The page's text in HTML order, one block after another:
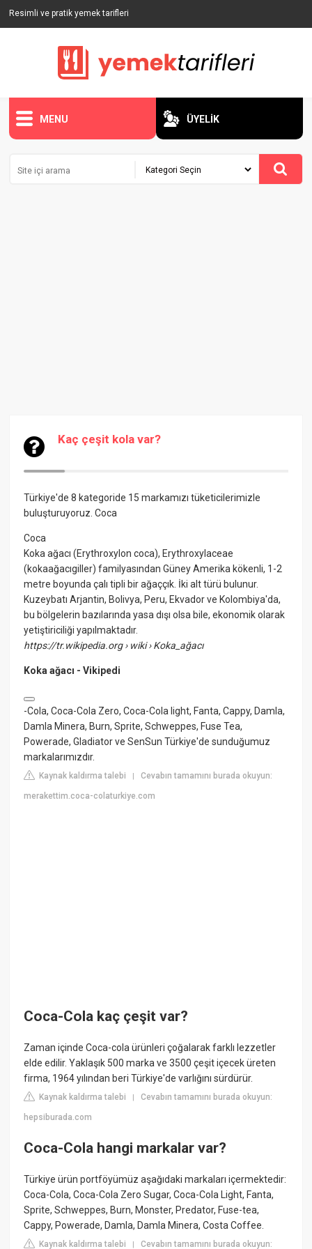
Resimli ve pratik yemek tarifleri
MENU ÜYELİK
Kaç çeşit kola var?
Türkiye'de 8 kategoride 15 markamızı tüketicilerimizle
buluşturuyoruz.Coca
Coca
Koka ağacı (Erythroxylon coca), Erythroxylaceae
(kokaağacıgiller) familyasından Güney Amerika kökenli, 1-2
metre boyunda çalı tipli bir ağaççık. İki alt türü bulunur.
Kuzeybatı Arjantin, Bolivya, Peru, Ekvador ve Kolombiya'da,
bu bölgelerin bazılarında yasa dışı olsa bile, ekonomik olarak
yetiştiriciliği yapılmaktadır.
https://tr.wikipedia.org› wiki › Koka_ağacı
Koka ağacı - Vikipedi
-Cola, Coca-Cola Zero, Coca-Cola light, Fanta, Cappy, Damla,
Damla Minera, Burn, Sprite, Schweppes, Fuse Tea,
Powerade, Gladiator ve SenSun Türkiye'de sunduğumuz
markalarımızdır.
Kaynak kaldırma talebi |Cevabın tamamını burada okuyun:
merakettim.coca-colaturkiye.com
Coca-Cola kaç çeşit var?
Zaman içinde Coca-cola ürünleri çoğalarak farklı lezzetler
elde edilir. Yaklaşık 500 marka ve 3500 çeşit içecek üreten
firma, 1964 yılından beri Türkiye'de varlığını sürdürür.
Kaynak kaldırma talebi |Cevabın tamamını burada okuyun:
hepsiburada.com
Coca-Cola hangi markalar var?
Türkiye ürün portföyümüz aşağıdaki markaları içermektedir:
Coca-Cola, Coca-Cola Zero Sugar, Coca-Cola Light, Fanta,
Sprite, Schweppes, Burn, Monster, Predator, Fuse-tea,
Cappy, Powerade, Damla, Damla Minera, Costa Coffee.
Kaynak kaldırma talebi |Cevabın tamamını burada okuyun: